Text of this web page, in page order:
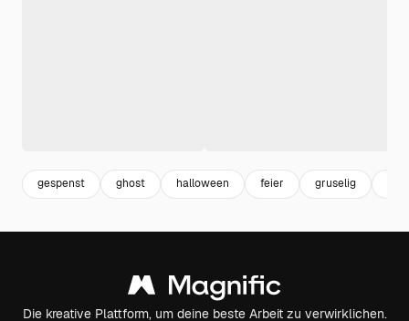
gespenst ghost halloween feier gruselig
Die kreative Plattform, um deine beste Arbeit zu verwirklichen.